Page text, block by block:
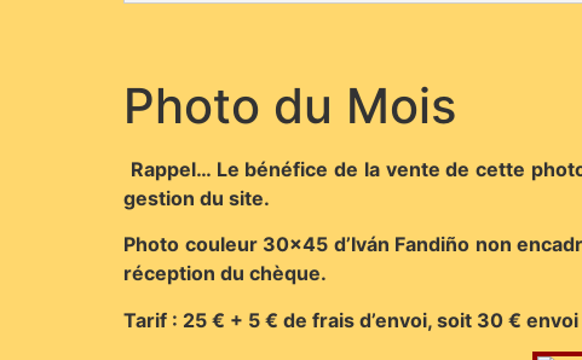
Photo du Mois
Rappel… Le bénéfice de la vente de cette
gestion du site.
Photo couleur 30×45 d’Iván Fandiño non
réception du chèque.
Tarif : 25 € + 5 € de frais d’envoi, soit 30 €